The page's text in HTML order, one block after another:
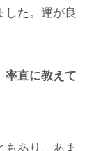
た。運が良
直に教えて
あり、あま